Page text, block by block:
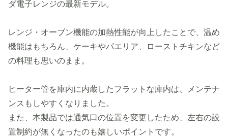
ダ電子レンジの最新モデル。
レンジ・オーブン機能の加熱性能が向上したことで、温め
機能はもちろん、ケーキやパエリア、ローストチキンなど
の料理も思いのまま。
ヒーター管を庫内に内蔵したフラットな庫内は、メンテナ
ンスもしやすくなりました。
また、本製品では通気口の位置を変更したため、左右の設
置制約が無くなったのも嬉しいポイントです。